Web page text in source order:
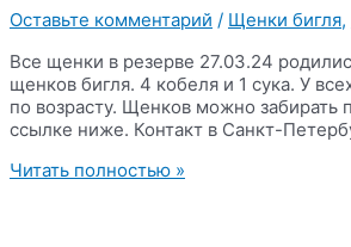
Nikoletta
Оставьте комментарий / Щенки бигля,
Все щенки в резерве 27.03.24
щенков бигля. 4 кобеля и 1 сука. У
по возрасту. Щенков можно
ссылке ниже. Контакт в Санкт-
Помет
Читать полностью »